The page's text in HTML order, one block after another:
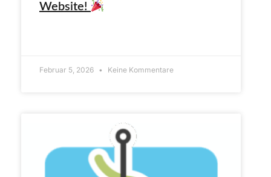
Website!
Februar 5, 2026 Keine Kommentare